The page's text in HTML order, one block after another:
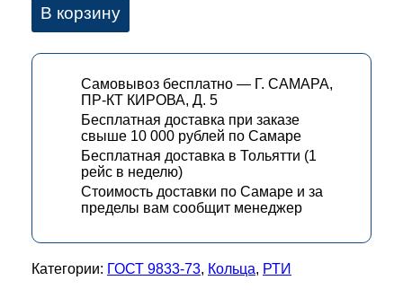
В корзину
Самовывоз бесплатно — Г. САМАРА,
ПР-КТ КИРОВА, Д. 5
Бесплатная доставка при заказе
свыше 10 000 рублей по Самаре
Бесплатная доставка в Тольятти (1
рейс в неделю)
Стоимость доставки по Самаре и за
пределы вам сообщит менеджер
Категории: ГОСТ 9833-73, Кольца, РТИ